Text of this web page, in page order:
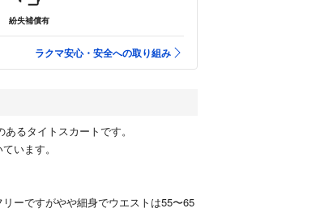
紛失補償有
ラクマ安心・安全への取り組み
るタイトスカートです。
います。
ーですがやや細身でウエストは55〜65